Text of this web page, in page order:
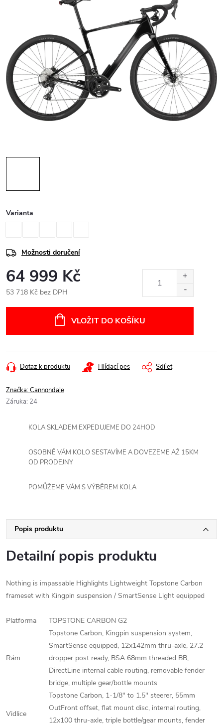
Varianta
Možnosti doručení
64 999 Kč
53 718 Kč bez DPH
VLOŽIT DO KOŠÍKU
Dotaz k produktu Hlídací pes Sdílet
Značka:Cannondale
Záruka: 24
KOLA SKLADEM EXPEDUJEME DO 24HOD
OSOBNĚ VÁM KOLO SESTAVÍME A DOVEZEME AŽ 15KM
OD PRODEJNY
POMŮŽEME VÁM S VÝBĚREM KOLA
Popis produktu
Detailní popis produktu
Nothing is impassable Highlights Lightweight Topstone Carbon
frameset with Kingpin suspension / SmartSense Light equipped
Platforma TOPSTONE CARBON G2
Rám
Topstone Carbon, Kingpin suspension system,
SmartSense equipped, 12x142mm thru-axle, 27.2
dropper post ready, BSA 68mm threaded BB,
DirectLine internal cable routing, removable fender
bridge, multiple gear/bottle mounts
Vidlice
Topstone Carbon, 1-1/8" to 1.5" steerer, 55mm
OutFront offset, flat mount disc, internal routing,
12x100 thru-axle, triple bottle/gear mounts, fender